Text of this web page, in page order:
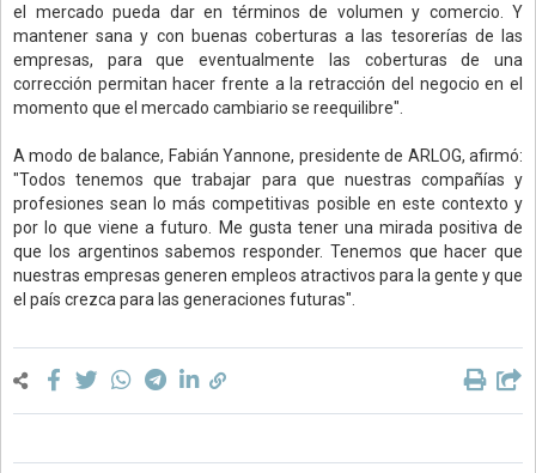
el mercado pueda dar en términos de volumen y comercio. Y
mantener sana y con buenas coberturas a las tesorerías de las
empresas, para que eventualmente las coberturas de una
corrección permitan hacer frente a la retracción del negocio en el
momento que el mercado cambiario se reequilibre".
A modo de balance, Fabián Yannone, presidente de ARLOG, afirmó:
"Todos tenemos que trabajar para que nuestras compañías y
profesiones sean lo más competitivas posible en este contexto y
por lo que viene a futuro. Me gusta tener una mirada positiva de
que los argentinos sabemos responder. Tenemos que hacer que
nuestras empresas generen empleos atractivos para la gente y que
el país crezca para las generaciones futuras".